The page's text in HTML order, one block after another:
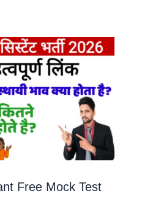
Free Mock Test